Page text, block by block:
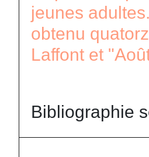
jeunes
obtenu
Laffont et
Bibliographie